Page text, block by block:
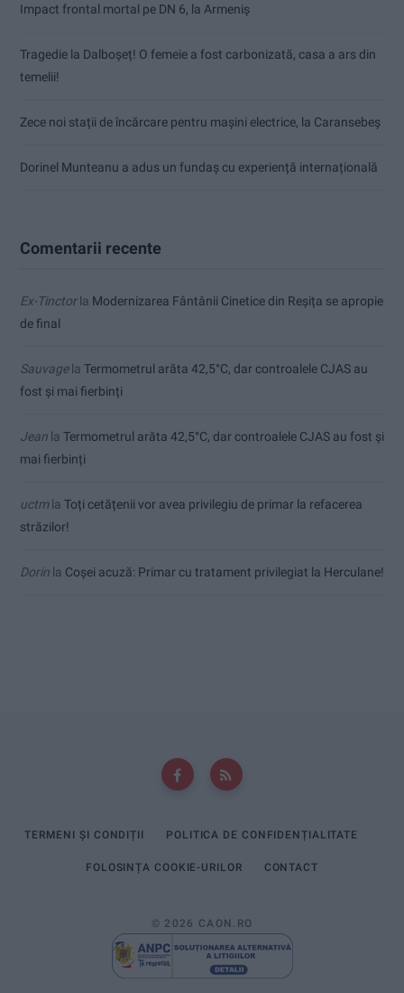
Impact frontal mortal pe DN 6, la Armeniș
Tragedie la Dalboşeț! O femeie a fost carbonizată, casa a ars din
temelii!
Zece noi stații de încărcare pentru mașini electrice, la Caransebeș
Dorinel Munteanu a adus un fundaș cu experiență internațională
Comentarii recente
Ex-Tinctorla Modernizarea Fântânii Cinetice din Reșița se apropie
de final
Sauvagela Termometrul arăta 42,5°C, dar controalele CJAS au
fost și mai fierbinți
Jean la Termometrul arăta 42,5°C, dar controalele CJAS au fost și
mai fierbinți
uctmla Toți cetățenii vor avea privilegiu de primar la refacerea
străzilor!
Dorin la Coșei acuză: Primar cu tratament privilegiat la Herculane!
TERMENI ȘI CONDIȚII POLITICA DE CONFIDENȚIALITATE
FOLOSINȚA COOKIE-URILOR CONTACT
© 2026 CAON.RO